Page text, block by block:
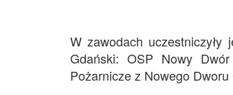
W zawodach
Gdański: OSP Nowy
Pożarnicze z Nowego